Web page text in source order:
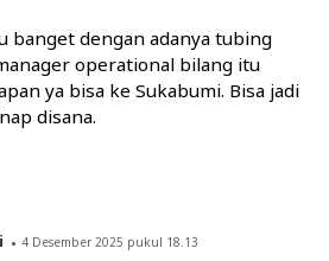
banget dengan adanya tubing
operational bilang itu
ya bisa ke Sukabumi. Bisa jadi
disana.
4 Desember 2025 pukul 18.13